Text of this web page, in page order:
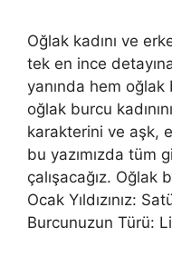
Oğlak kadını ve
tek en ince
yanında hem
oğlak burcu
karakterini ve aşk,
bu yazımızda tüm
çalışacağız. Oğlak
Ocak Yıldızınız:
Burcunuzun Türü: